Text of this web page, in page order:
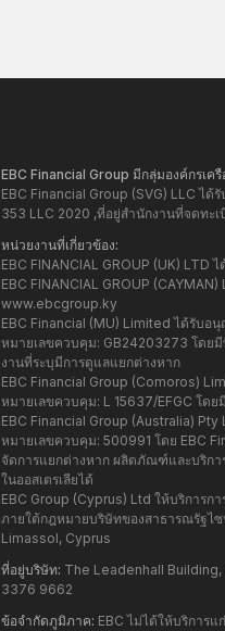
EBC Financial Group มีกลุ่มองค์กรเค
EBC Financial Group (SVG) LLC ไ
353 LLC 2020 ,ที่อยู่สำนักงานที่จดทะ
หน่วยงานที่เกี่ยวข้อง:
EBC FINANCIAL GROUP (UK)
EBC FINANCIAL GROUP
www.ebcgroup.ky
EBC Financial (MU) Limited ได้รับอ
หมายเลขควบคุม: GB24203273 โดย
งานที่ระบุมีการดูแลแยกต่างหาก
EBC Financial Group (Comoros)
หมายเลขควบคุม: L 15637/EFGC โด
EBC Financial Group (Australia)
หมายเลขควบคุม: 500991 โดย EBC
จัดการแยกต่างหาก ผลิตภัณฑ์และบริกา
ในออสเตรเลียได้
EBC Group (Cyprus) Ltd ให้บริการก
ภายใต้กฎหมายบริษัทของสาธารณรัฐไ
Limassol, Cyprus
ที่อยู่บริษัท: The Leadenhall Building,
3376 9662
ข้อจำกัดภูมิภาค: EBC ไม่ได้ให้บริการ